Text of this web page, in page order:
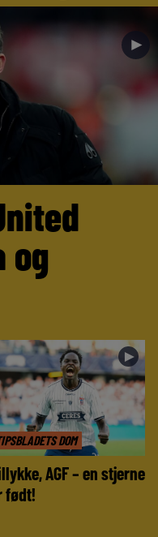
►
og
DOM
►
AGF – en stjerne
født!